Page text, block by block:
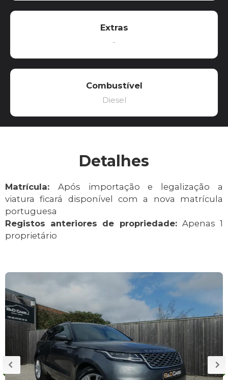
Extras
-
Combustível
Diesel
Detalhes
Matrícula: Após importação e legalização a
viatura ficará disponível com a nova matrícula
portuguesa
Registos anteriores de propriedade: Apenas 1
proprietário